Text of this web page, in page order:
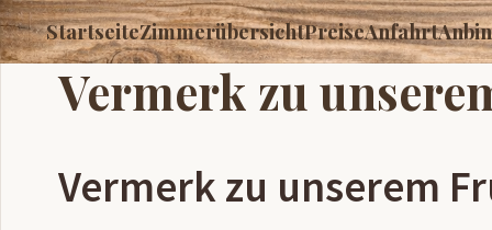
StartseiteZimmerübersichtPreiseAnfahrt
Vermerk zu
Vermerk zu unserem